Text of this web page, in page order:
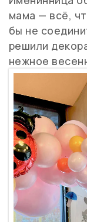
мама — всё,
бы не
решили
нежное